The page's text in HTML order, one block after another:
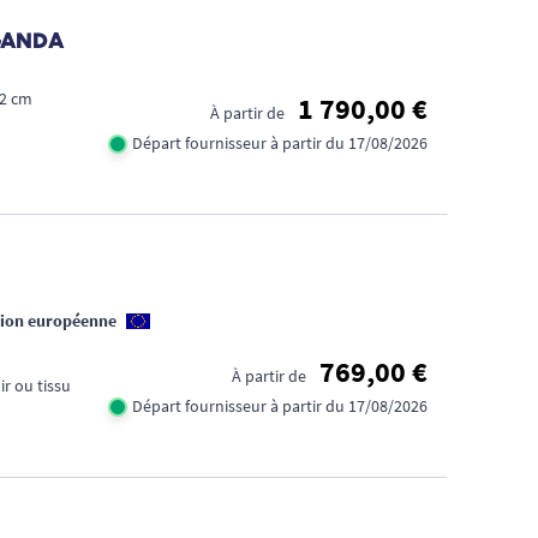
cm
À partir de 1 790,00 €
Départ fournisseur à partir du 17/08/2026
européenne
ou tissu À partir de 769,00 €
Départ fournisseur à partir du 17/08/2026